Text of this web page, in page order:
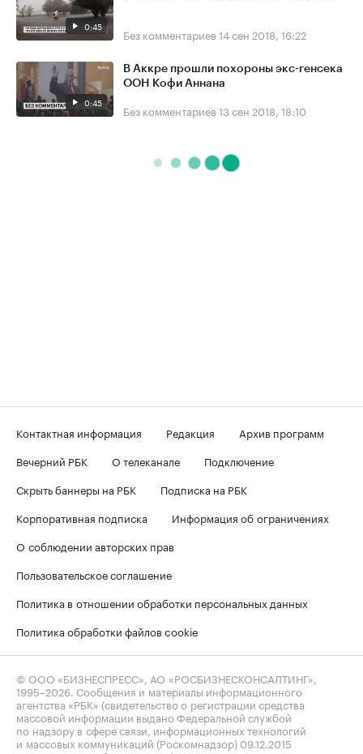
0:45 Без комментариев 14 сен 2018, 16:22
0:45
В Аккре прошли похороны экс-генсека
ООН Кофи Аннана
Без комментариев 13 сен 2018, 18:10
Контактная информация Редакция
Архив программ
Вечерний РБК
О телеканале
Подключение
Скрыть баннеры на РБК
Подписка на РБК
Корпоративная подписка
Информация об ограничениях
О соблюдении авторских прав
Пользовательское соглашение
Политика в отношении обработки персональных данных
Политика обработки файлов cookie
© ООО «БИЗНЕСПРЕСС», АО «РОСБИЗНЕСКОНСАЛТИНГ»,
1995–2026 . Сообщения и материалы информационного
агентства «РБК» (свидетельство о регистрации средства
массовой информации выдано Федеральной службой
по надзору в сфере связи, информационных технологий
и массовых коммуникаций (Роскомнадзор) 09.12.2015